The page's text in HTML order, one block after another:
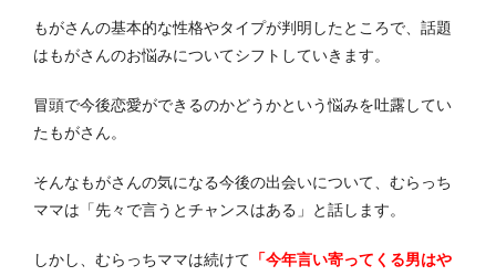
もがさんの基本的な性格やタイプが判明したところで、話題
はもがさんのお悩みについてシフトしていきます。
冒頭で今後恋愛ができるのかどうかという悩みを吐露してい
たもがさん。
そんなもがさんの気になる今後の出会いについて、むらっち
ママは「先々で言うとチャンスはある」と話します。
しかし、むらっちママは続けて 「今年言い寄ってくる男はや